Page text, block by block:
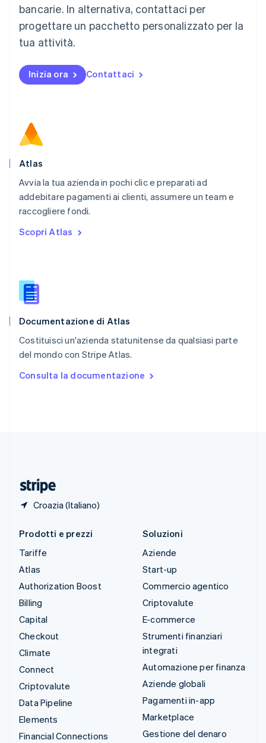
bancarie. In alternativa, contattaci per
progettare un pacchetto personalizzato per la
tua attività.
Inizia ora Contattaci
Atlas
Avvia la tua azienda in pochi clic e preparati ad
addebitare pagamenti ai clienti, assumere un team e
raccogliere fondi.
Scopri Atlas
Documentazione di Atlas
Costituisci un'azienda statunitense da qualsiasi parte
del mondo con Stripe Atlas.
Consulta la documentazione
Croazia (Italiano)
Malta
Messico
EspañolEnglish
English
Nuova Zelanda
English
Portogallo
Português
English简体中文
Regno Unito
English
English
English
Slovacchia
Slovenia
Spagna
Español English
English Español简体中文
Prodotti e prezzi
Tariffe
Atlas
Authorization Boost
Billing
Capital
Checkout
Climate
Connect
Criptovalute
Data Pipeline
Elements
Financial Connections
Soluzioni
Aziende
Start-up
Commercio agentico
Criptovalute
E-commerce
Strumenti finanziari
integrati
Automazione per finanza
Aziende globali
Pagamenti in-app
Marketplace
Gestione del denaro